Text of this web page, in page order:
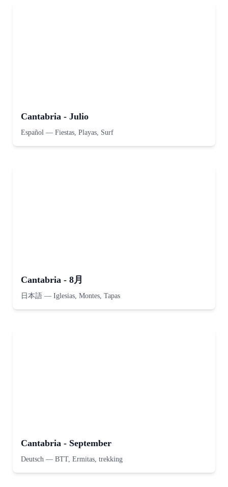
Cantabria - Julio
Español — Fiestas, Playas, Surf
Cantabria - 8月
日本語 — Iglesias, Montes, Tapas
Cantabria - September
Deutsch — BTT, Ermitas, trekking